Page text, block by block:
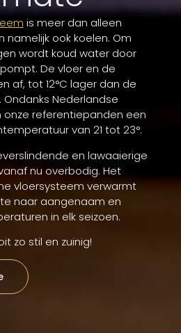
is meer dan alleen
namelijk ook koelen. Om
wordt koud water door
De vloer en de
af, tot 12°C lager dan de
Nederlandse
referentiepanden een
van 21 tot 23°.
en lawaaierige
nu overbodig. Het
vloersysteem verwarmt
naar aangenaam en
in elk seizoen.
zo stil en zuinig!